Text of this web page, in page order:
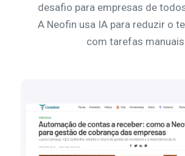
desafio para empresas de
A Neofin usa IA para reduzir o
com tarefas